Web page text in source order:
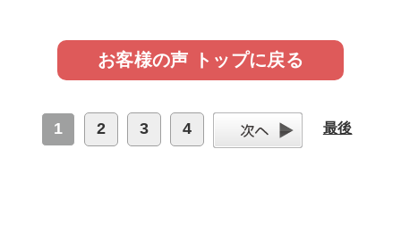
お客様の声 トップに戻る
1 2 3 4 最後